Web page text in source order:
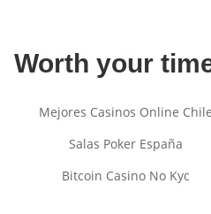
Worth your
Mejores Casinos Online Chile
Salas Poker España
Bitcoin Casino No Kyc